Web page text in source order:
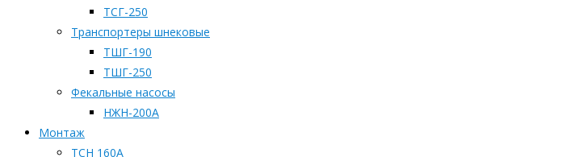
ТСГ-250
Транспортеры шнековые
ТШГ-190
ТШГ-250
Фекальные насосы
НЖН-200А
Монтаж
ТСН 160А